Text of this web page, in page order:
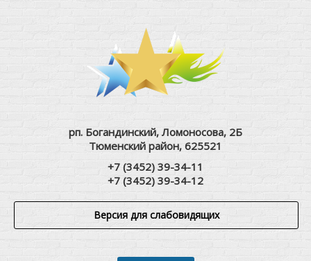
рп. Богандинский, Ломоносова, 2Б
Тюменский район, 625521
+7 (3452) 39-34-11
+7 (3452) 39-34-12
Версия для слабовидящих